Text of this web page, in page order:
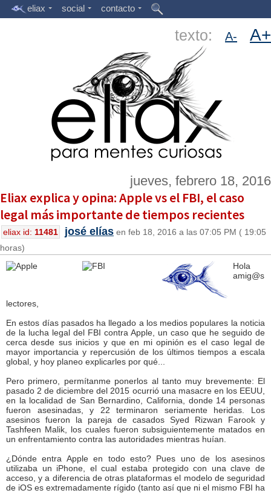
eliax social contacto
texto: A- A+
jueves, febrero 18, 2016
Eliax explica y opina: Apple vs el FBI, el caso
legal más importante de tiempos recientes
eliax id: 11481 josé elías en feb 18, 2016 a las 07:05 PM ( 19:05
horas)
Hola
amig@s
lectores,
En estos días pasados ha llegado a los medios populares la noticia
de la lucha legal del FBI contra Apple, un caso que he seguido de
cerca desde sus inicios y que en mi opinión es el caso legal de
mayor importancia y repercusión de los últimos tiempos a escala
global, y hoy planeo explicarles por qué...
Pero primero, permítanme ponerlos al tanto muy brevemente: El
pasado 2 de diciembre del 2015 ocurrió una masacre en los EEUU,
en la localidad de San Bernardino, California, donde 14 personas
fueron asesinadas, y 22 terminaron seriamente heridas. Los
asesinos fueron la pareja de casados Syed Rizwan Farook y
Tashfeen Malik, los cuales fueron subsiguientemente matados en
un enfrentamiento contra las autoridades mientras huían.
¿Dónde entra Apple en todo esto? Pues uno de los asesinos
utilizaba un iPhone, el cual estaba protegido con una clave de
acceso, y a diferencia de otras plataformas el modelo de seguridad
de iOS es extremadamente rígido (tanto así que ni el mismo FBI ha